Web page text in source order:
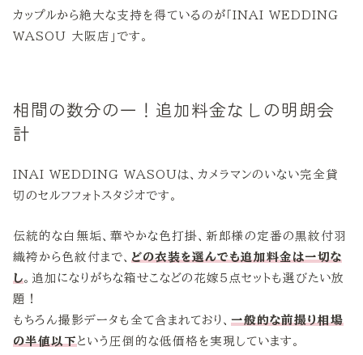
カップルから絶大な支持を得ているのが「INAI WEDDING
WASOU 大阪店」です。
相間の数分の一！追加料金なしの明朗会
計
INAI WEDDING WASOUは、カメラマンのいない完全貸
切のセルフフォトスタジオです。
伝統的な白無垢、華やかな色打掛、新郎様の定番の黒紋付羽
織袴から色紋付まで、 どの衣装を選んでも追加料金は一切な
し。追加になりがちな箱せこなどの花嫁５点セットも選びたい放
題！
もちろん撮影データも全て含まれており、 一般的な前撮り相場
の半値以下 という圧倒的な低価格を実現しています。